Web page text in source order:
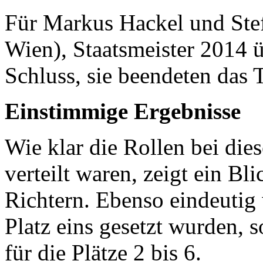
Für Markus Hackel und
Wien), Staatsmeister 2014
Schluss, sie beendeten
Einstimmige Ergebnisse
Wie klar die Rollen bei
verteilt waren, zeigt ein
Richtern. Ebenso
Platz eins gesetzt wurden,
für die Plätze 2 bis 6.